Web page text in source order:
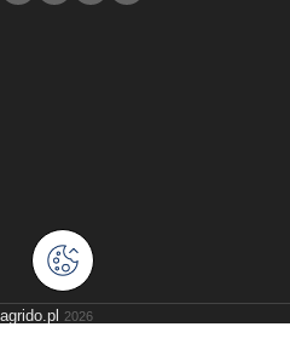
agrido.pl 2026